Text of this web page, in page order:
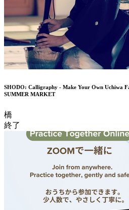
SHODO: Calligraphy - Make Your Own Uchiwa
SUMMER MARKET
橋
終了